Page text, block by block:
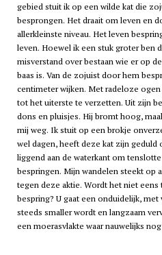
gebied stuit ik op een wilde kat die
besprongen. Het draait om leven en
allerkleinste niveau. Het leven
leven. Hoewel ik een stuk groter ben
misverstand over bestaan wie er op
baas is. Van de zojuist door hem
centimeter wijken. Met radeloze
tot het uiterste te verzetten. Uit zijn
dons en pluisjes. Hij bromt hoog,
mij weg. Ik stuit op een brokje
wel dagen, heeft deze kat zijn
liggend aan de waterkant om
bespringen. Mijn wandelen steekt op
tegen deze aktie. Wordt het niet eens
bespring? U gaat een onduidelijk,
steeds smaller wordt en langzaam
een moerasvlakte waar nauwelijks